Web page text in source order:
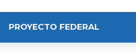
PROYECTO FEDERAL